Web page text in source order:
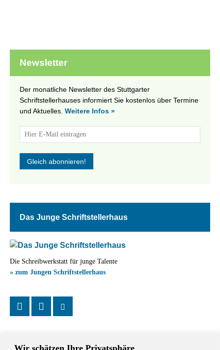
Wir schätzen Ihre Privatsphäre
Newsletter
Der monatliche Newsletter des Stuttgarter
Schriftstellerhauses informiert Sie kostenlos über Termine
und Aktuelles. Weitere Infos »
Das Junge Schriftstellerhaus
Die Schreibwerkstatt für junge Talente
» zum Jungen Schriftstellerhaus